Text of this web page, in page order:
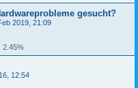
gesucht?
2019, 21:09
2.45%
12:54